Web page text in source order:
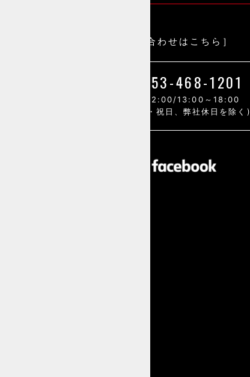
［お問い合わせはこちら］
053-468-1201
9:00～12:00/13:00～18:00
(土・日・祝日、弊社休日を除く)